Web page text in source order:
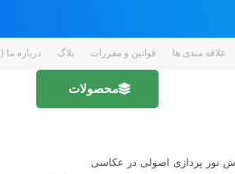
علاقه مندی ها قوانین و مقررات بلاگ درباره ما ( EN )
محصولات
نور پردازی اصولی در عکاسی